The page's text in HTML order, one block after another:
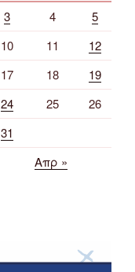
3 4
5
10 11
12
17 18
19
24 25
26
31
Απρ »